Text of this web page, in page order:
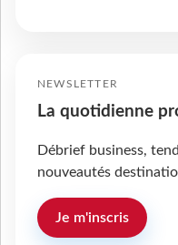
NEWSLETTER
La quotidienne
Débrief business,
nouveautés
Je m'inscris